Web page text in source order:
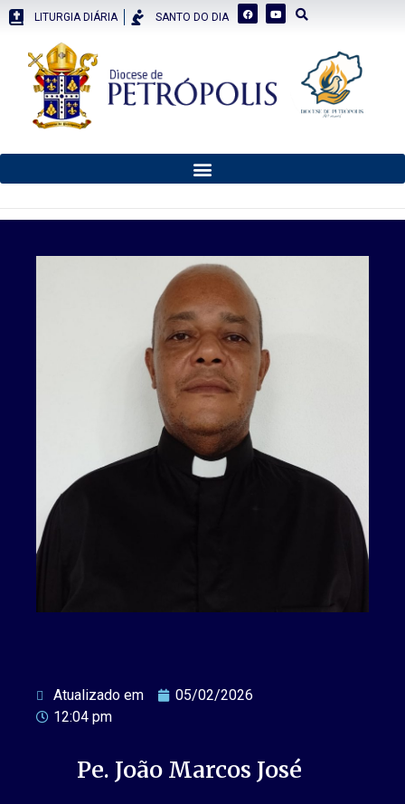
LITURGIA DIÁRIA SANTO DO DIA
Atualizado em
05/02/2026
12:04 pm
Pe. João Marcos José